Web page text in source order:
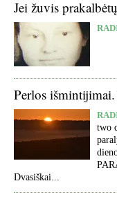
Jei žuvis prakalbėtų
Perlos
two
Dvasiškai...